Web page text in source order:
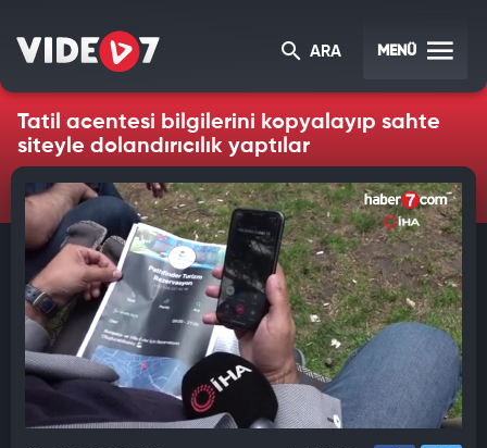
ARA MENÜ
Tatil acentesi bilgilerini kopyalayıp sahte
siteyle dolandırıcılık yaptılar